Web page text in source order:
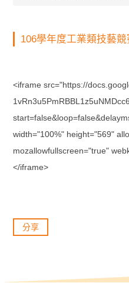
106學年度工業類技藝競
<iframe src="https://
width="100%" height="569"
mozallowfullscreen="true"
</iframe>
分享